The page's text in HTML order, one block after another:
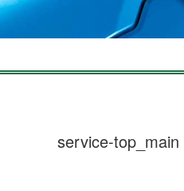
service-top_main